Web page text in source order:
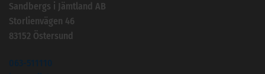
Sandbergs i Jämtland AB
Storlienvägen 46
83152 Östersund